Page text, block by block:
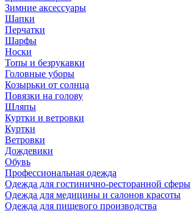
Зимние аксессуары
Шапки
Перчатки
Шарфы
Носки
Топы и безрукавки
Головные уборы
Козырьки от солнца
Повязки на голову
Шляпы
Куртки и ветровки
Куртки
Ветровки
Дождевики
Обувь
Профессиональная одежда
Одежда для гостинично-ресторанной сферы
Одежда для медицины и салонов красоты
Одежда для пищевого производства